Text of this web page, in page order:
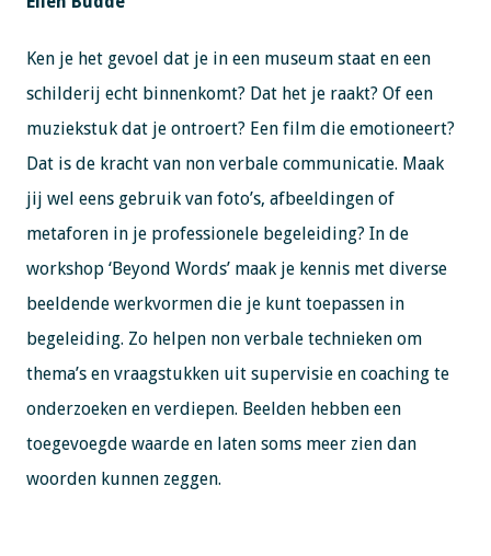
Ken je het gevoel dat je in een museum staat en een
schilderij echt binnenkomt? Dat het je raakt? Of een
muziekstuk dat je ontroert? Een film die emotioneert?
Dat is de kracht van non verbale communicatie. Maak
jij wel eens gebruik van foto’s, afbeeldingen of
metaforen in je professionele begeleiding? In de
workshop ‘Beyond Words’ maak je kennis met diverse
beeldende werkvormen die je kunt toepassen in
begeleiding. Zo helpen non verbale technieken om
thema’s en vraagstukken uit supervisie en coaching te
onderzoeken en verdiepen. Beelden hebben een
toegevoegde waarde en laten soms meer zien dan
woorden kunnen zeggen.